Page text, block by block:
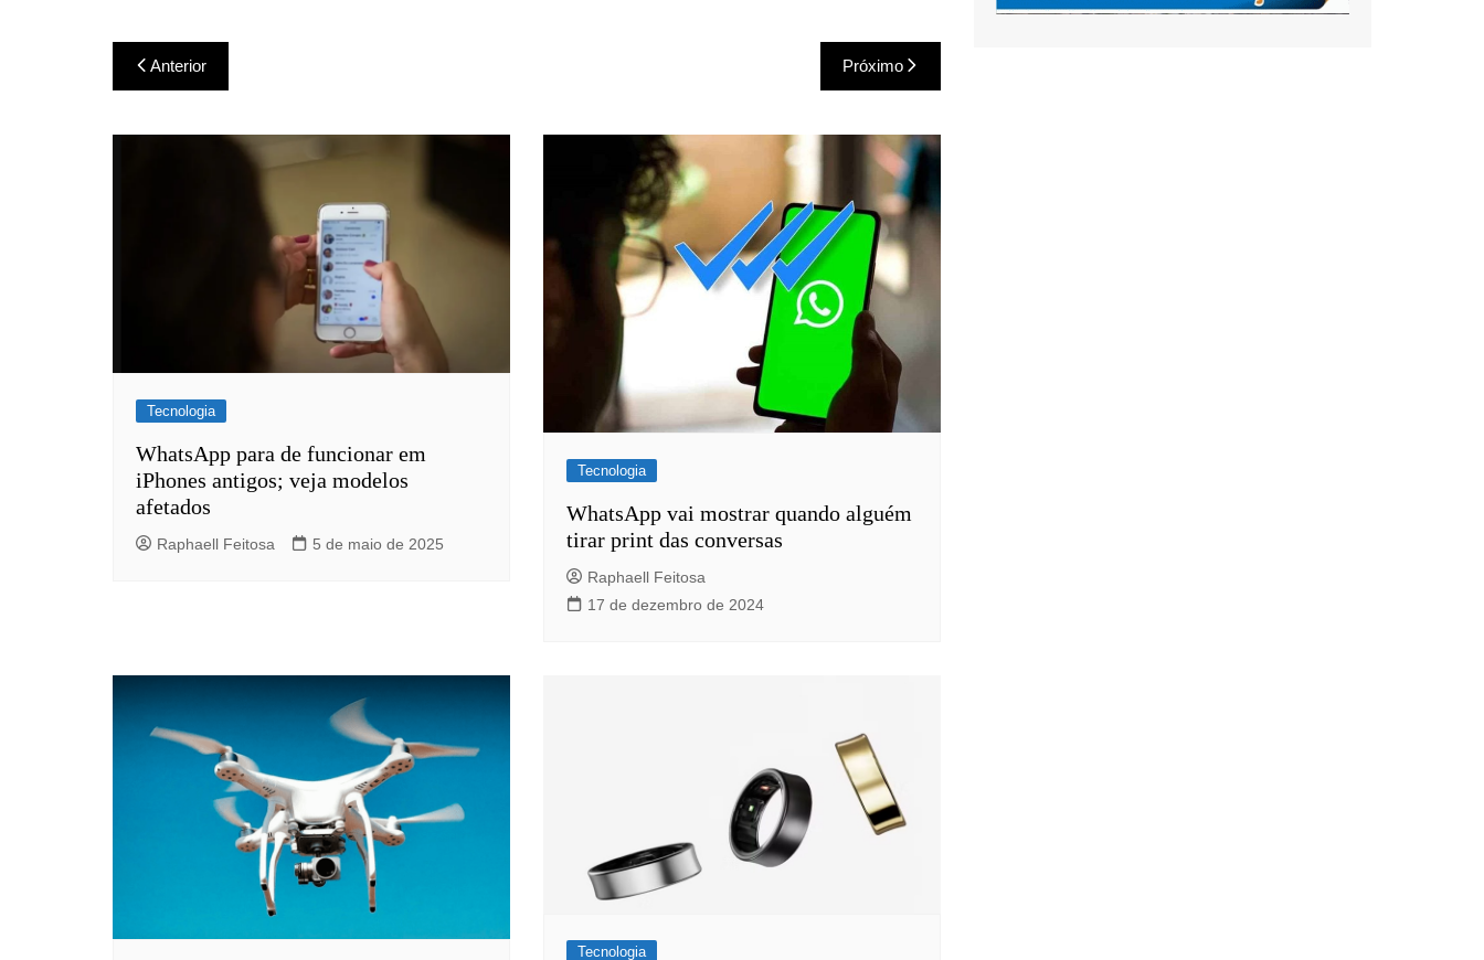
Navegação
de
Post
Anterior Próximo
Tecnologia
WhatsApp para de funcionar em
iPhones antigos; veja modelos
afetados
Raphaell Feitosa 5 de maio de 2025
Tecnologia
WhatsApp vai mostrar quando alguém
tirar print das conversas
Raphaell Feitosa
17 de dezembro de 2024
Tecnologia